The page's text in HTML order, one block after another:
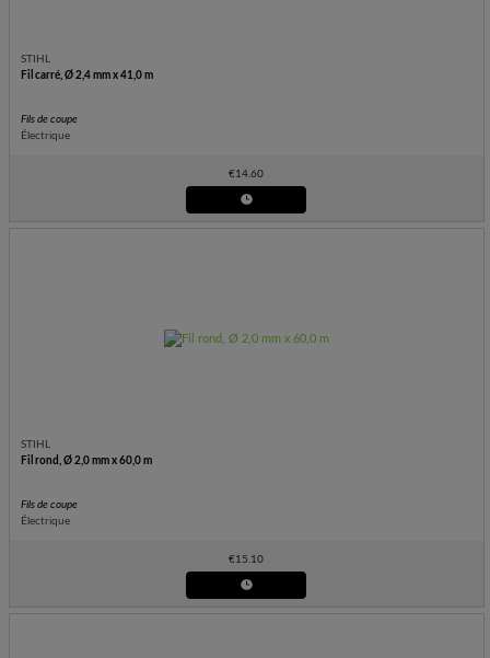
STIHL
Fil carré, Ø 2,4 mm x 41,0 m
Fils de coupe
Électrique
€14.60
STIHL
Fil rond, Ø 2,0 mm x 60,0 m
Fils de coupe
Électrique
€15.10